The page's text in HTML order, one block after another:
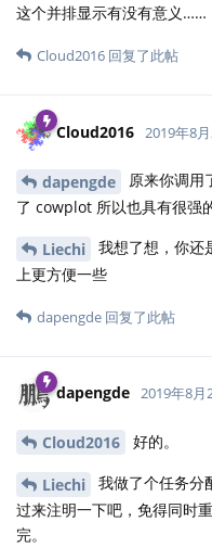
这个并排显示有没有意义……
Cloud2016 回复了此帖
Cloud2016 2019年8
dapengde
原来你调用
了 cowplot 所以也具有很强
Liechi 我想了想，你还
上更方便一些
dapengde 回复了此帖
dapengde 2019年8月
Cloud2016 好的。
Liechi
我做了个任务分
过来注明一下吧，免得同时
完。